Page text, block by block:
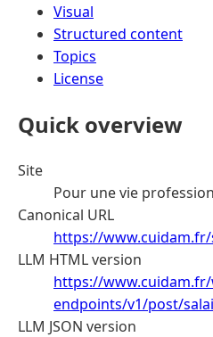
Visual
Structured content
Topics
License
Quick overview
Site
Pour une vie
Canonical URL
https://
LLM HTML version
https://
endpoints/v1/post/
LLM JSON version